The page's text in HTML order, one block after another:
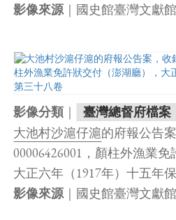
影像來源｜國史館臺灣文獻館
影像分類｜ 臺灣總督府檔案
大池村沙滬仔滬的府報公告
00006426001，顏柱外漁業
大正六年（1917年）十五年
影像來源｜國史館臺灣文獻館